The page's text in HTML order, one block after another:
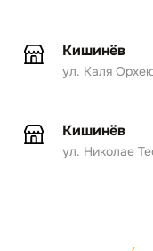
Кишинёв
ул. Каля
Кишинёв
ул. Николае